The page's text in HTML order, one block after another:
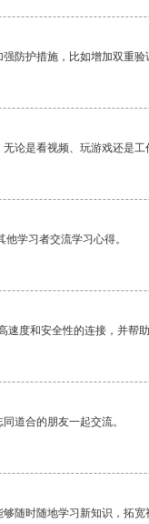
防护措施，比如增加双重验
论是看视频、玩游戏还是
学习者交流学习心得。
度和安全性的连接，并帮
道合的朋友一起交流。
随时随地学习新知识，拓宽